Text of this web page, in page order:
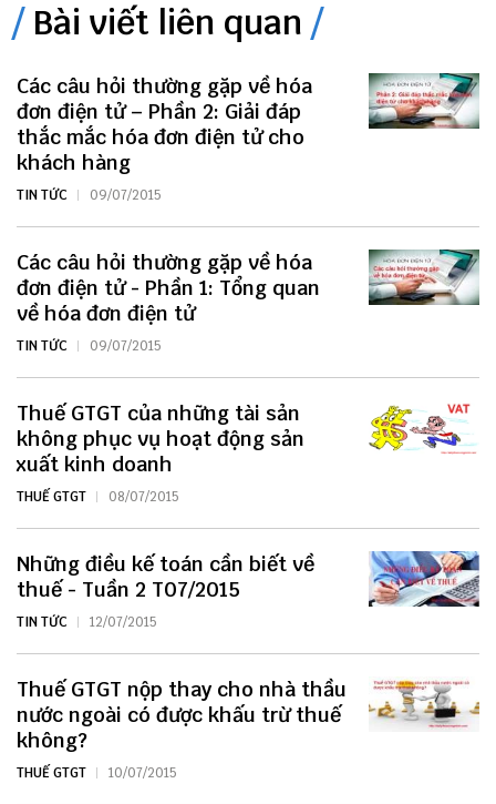
Bài viết liên quan
Các câu hỏi thường gặp về hóa
đơn điện tử – Phần 2: Giải đáp
thắc mắc hóa đơn điện tử cho
khách hàng
TIN TỨC 09/07/2015
Các câu hỏi thường gặp về hóa
đơn điện tử - Phần 1: Tổng quan
về hóa đơn điện tử
TIN TỨC 09/07/2015
Thuế GTGT của những tài sản
không phục vụ hoạt động sản
xuất kinh doanh
THUẾ GTGT 08/07/2015
Những điều kế toán cần biết về
thuế - Tuần 2 T07/2015
TIN TỨC 12/07/2015
Thuế GTGT nộp thay cho nhà thầu
nước ngoài có được khấu trừ thuế
không?
THUẾ GTGT 10/07/2015